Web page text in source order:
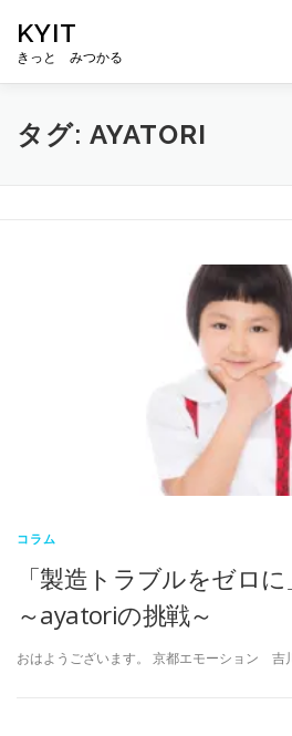
KYIT
きっと みつかる
HOME コンテンツ
タグ: AYATORI
コラム
「製造トラブルをゼロ
～ayatoriの挑戦～
おはようございます。 京都エモーション